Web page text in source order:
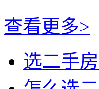
查看更多>
选二手